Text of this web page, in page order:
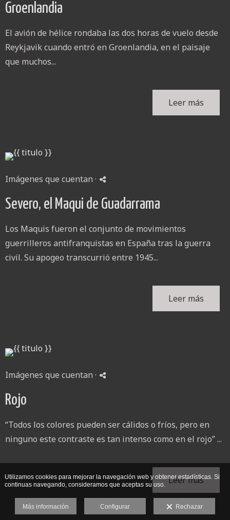
Groenlandia
El avión de hélice rondaba las dos horas de vuelo desde
Reykjavik cuando entró en Groenlandia, en el paisaje
que muchos...
Leer más
Imágenes que cuentan ·
Severo, el Maqui de Guadarrama
Los Maquis fueron el conjunto de movimientos
guerrilleros antifranquistas en España tras la guerra
civil. Su apogeo transcurrió entre 1945...
Leer más
Imágenes que cuentan ·
Rojo
“Todos los colores pueden ser cálidos o fríos, pero en
ninguno este contraste es tan intenso como en el rojo” ...
Leer más
Utilizamos cookies para mejorar la navegación web y obtener estadísticas. Si
continuas navegando, consideramos que aceptas su uso.
Más información Configurar Rechazar